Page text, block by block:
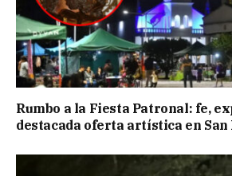
Rumbo a la Fiesta Patronal: fe,
destacada oferta artística en San